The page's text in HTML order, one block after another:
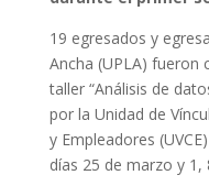
19 egresados y
Ancha (UPLA) fueron
taller “Análisis de
por la Unidad de
y Empleadores
días 25 de marzo y 1,